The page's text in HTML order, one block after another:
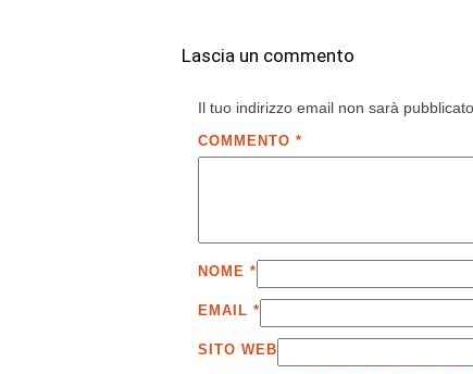
Lascia un commento
Il tuo indirizzo email non sarà
COMMENTO *
NOME *
EMAIL *
SITO WEB